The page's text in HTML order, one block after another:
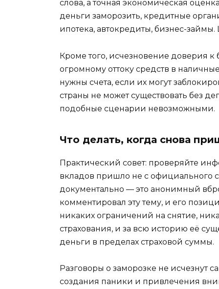
слова, а точная экономическая
деньги заморозить, кредитные
ипотека, автокредиты, бизнес-
Кроме того, исчезновение доверия
огромному оттоку средств в
нужны счета, если их могут
страны не может существовать без
подобные сценарии невозможными.
Что делать, когда снова
Практический совет: проверяйте
вкладов пришло не с официального
документально — это анонимный
комментировал эту тему, и его
никаких ограничений на снятие,
страхования, и за всю историю её
деньги в пределах страховой суммы.
Разговоры о заморозке не
создания паники и привлечения